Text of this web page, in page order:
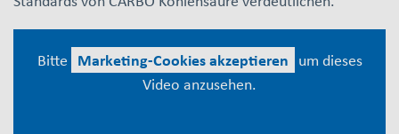
Bitte Marketing-Cookies akzeptieren um dieses
Video anzusehen.